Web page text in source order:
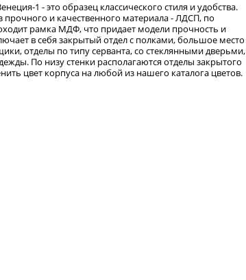
1 - это образец классического стиля и удобства.
прочного и качественного материала - ЛДСП, по
рамка МДФ, что придает модели прочность и
в себя закрытый отдел с полками, большое место
отделы по типу серванта, со стеклянными дверьми,
По низу стенки располагаются отделы закрытого
цвет корпуса на любой из нашего каталога цветов.